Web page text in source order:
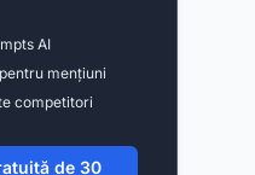
AI
mențiuni
competitori
de 30